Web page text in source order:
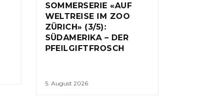
SOMMERSERIE «AUF
WELTREISE IM ZOO
ZÜRICH» (3/5):
SÜDAMERIKA – DER
PFEILGIFTFROSCH
5. August 2026